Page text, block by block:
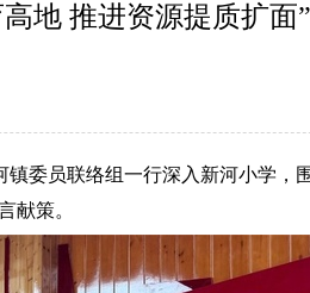
地 推进资源提质扩面
委员联络组一行深入新河小学，
献策。